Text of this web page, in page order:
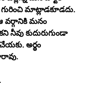
మాట్లాడకూడదు.
వర్గానికి మనం
కుదురుగుండా
అర్థం